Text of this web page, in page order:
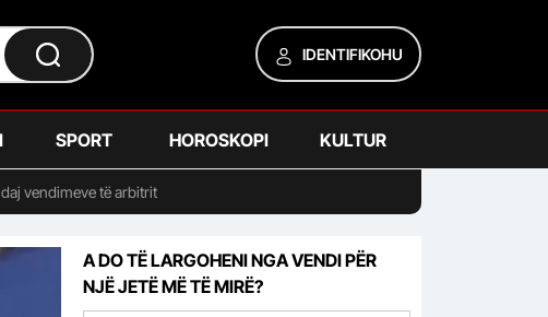
IDENTIFIKOHU
SPORT HOROSKOPI KULTUR
vendimeve të arbitrit
A DO TË LARGOHENI NGA VENDI PËR
NJË JETË MË TË MIRË?